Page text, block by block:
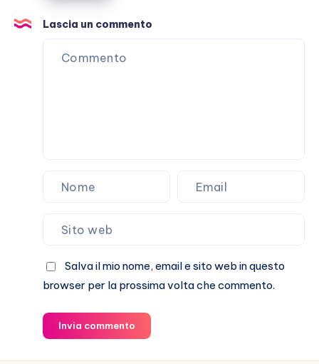
vizio
di
attaccarlo
Lascia un commento
Salva il mio nome, email e sito web in questo
browser per la prossima volta che commento.
Invia commento